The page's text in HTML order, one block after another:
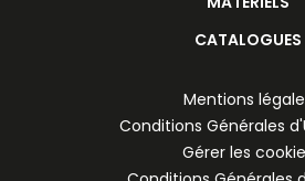
CATALOGUES
Mentions
Conditions Générales
Gérer les